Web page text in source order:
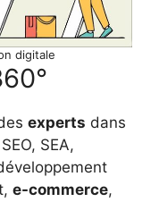
digitale
experts dans
SEA,
e-commerce,